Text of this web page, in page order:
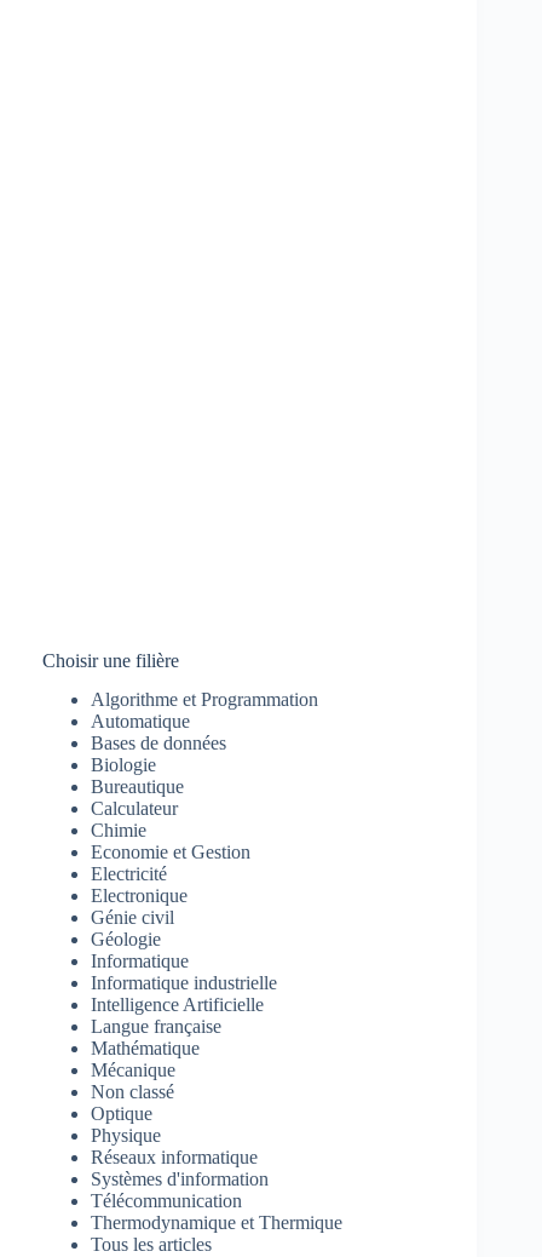
Choisir une filière
Algorithme et Programmation
Automatique
Bases de données
Biologie
Bureautique
Calculateur
Chimie
Economie et Gestion
Electricité
Electronique
Génie civil
Géologie
Informatique
Informatique industrielle
Intelligence Artificielle
Langue française
Mathématique
Mécanique
Non classé
Optique
Physique
Réseaux informatique
Systèmes d'information
Télécommunication
Thermodynamique et Thermique
Tous les articles